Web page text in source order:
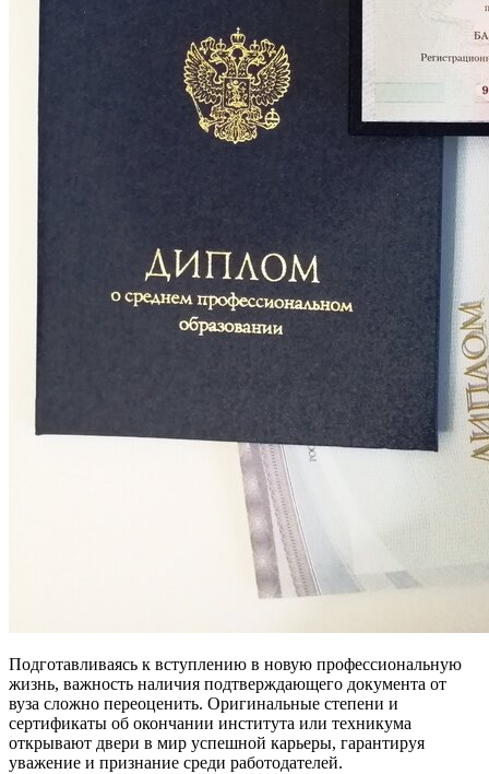
Подготавливаясь к вступлению в новую профессиональную
жизнь, важность наличия подтверждающего документа от
вуза сложно переоценить. Оригинальные степени и
сертификаты об окончании института или техникума
открывают двери в мир успешной карьеры, гарантируя
уважение и признание среди работодателей.